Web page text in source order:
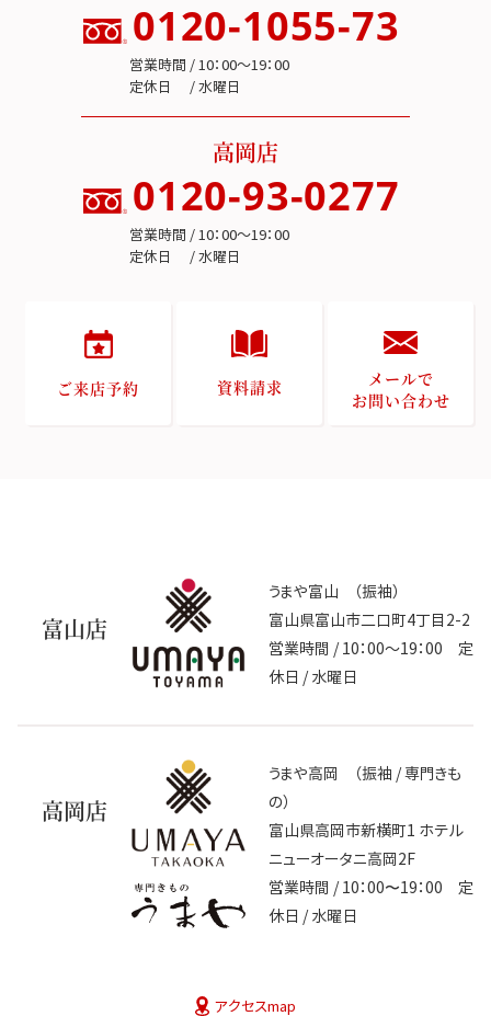
0120-1055-73
営業時間 / 10：00～19：00
定休日 / 水曜日
高岡店
0120-93-0277
営業時間 / 10：00～19：00
定休日 / 水曜日
ご来店予約 資料請求
メールで
お問い合わせ
富山店
うまや富山 （振袖）
富山県富山市二口町4丁目2-2
営業時間 / 10：00～19：00 定
休日 / 水曜日
高岡店
うまや高岡 （振袖 / 専門きも
の）
富山県高岡市新横町1 ホテル
ニューオータニ高岡2F
営業時間 / 10：00〜19：00 定
休日 / 水曜日
アクセスmap